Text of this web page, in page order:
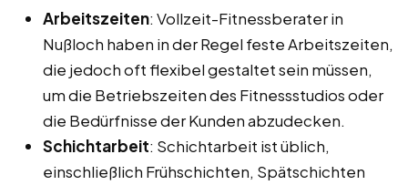
Arbeitszeiten: Vollzeit-Fitnessberater in
Nußloch haben in der Regel feste Arbeitszeiten,
die jedoch oft flexibel gestaltet sein müssen,
um die Betriebszeiten des Fitnessstudios oder
die Bedürfnisse der Kunden abzudecken.
Schichtarbeit: Schichtarbeit ist üblich,
einschließlich Frühschichten, Spätschichten